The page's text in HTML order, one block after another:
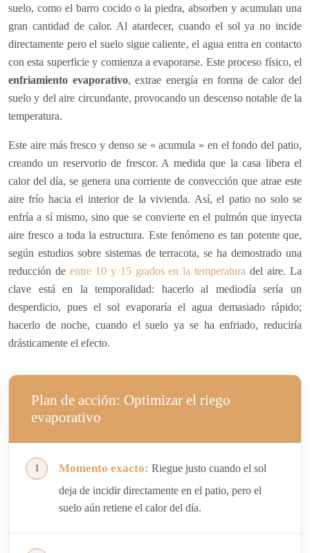
suelo, como el barro cocido o la piedra, absorben y acumulan una
gran cantidad de calor. Al atardecer, cuando el sol ya no incide
directamente pero el suelo sigue caliente, el agua entra en contacto
con esta superficie y comienza a evaporarse. Este proceso físico, el
enfriamiento evaporativo, extrae energía en forma de calor del
suelo y del aire circundante, provocando un descenso notable de la
temperatura.
Este aire más fresco y denso se « acumula » en el fondo del patio,
creando un reservorio de frescor. A medida que la casa libera el
calor del día, se genera una corriente de convección que atrae este
aire frío hacia el interior de la vivienda. Así, el patio no solo se
enfría a sí mismo, sino que se convierte en el pulmón que inyecta
aire fresco a toda la estructura. Este fenómeno es tan potente que,
según estudios sobre sistemas de terracota, se ha demostrado una
reducción de entre 10 y 15 grados en la temperatura del aire. La
clave está en la temporalidad: hacerlo al mediodía sería un
desperdicio, pues el sol evaporaría el agua demasiado rápido;
hacerlo de noche, cuando el suelo ya se ha enfriado, reduciría
drásticamente el efecto.
Plan de acción: Optimizar el riego
evaporativo
Momento exacto: Riegue justo cuando el sol
deja de incidir directamente en el patio, pero el
suelo aún retiene el calor del día.